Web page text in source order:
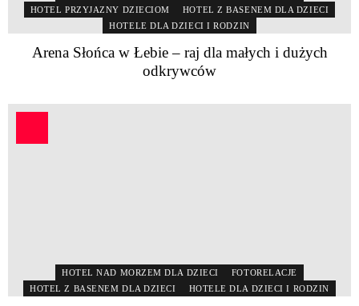
HOTEL PRZYJAZNY DZIECIOM
HOTEL Z BASENEM DLA DZIECI
HOTELE DLA DZIECI I RODZIN
Arena Słońca w Łebie – raj dla małych i dużych
odkrywców
HOTEL NAD MORZEM DLA DZIECI
FOTORELACJE
HOTEL Z BASENEM DLA DZIECI
HOTELE DLA DZIECI I RODZIN